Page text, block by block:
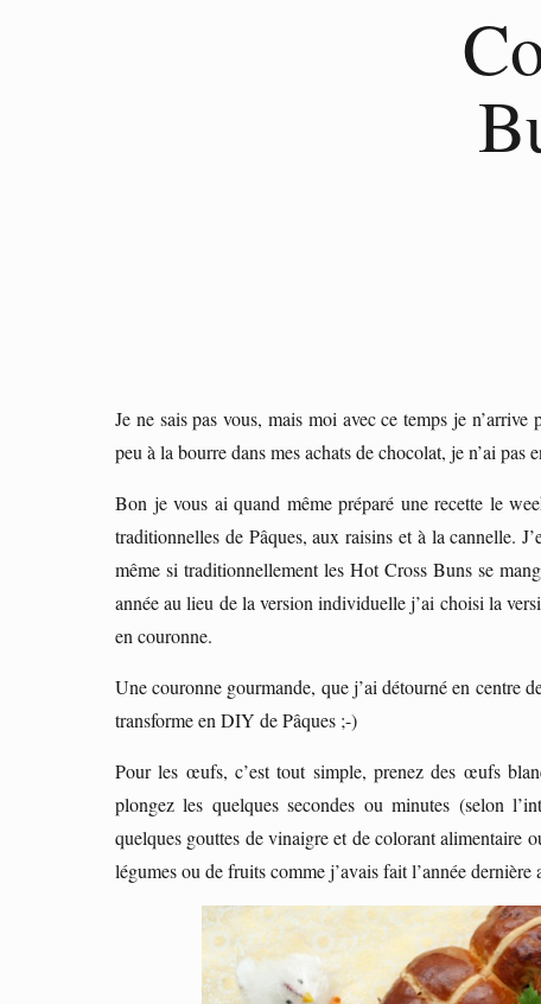
Je ne sais pas vous, mais moi avec ce temps je
peu à la bourre dans mes achats de chocolat, je n’ai
Bon je vous ai quand même préparé une recette le
traditionnelles de Pâques, aux raisins et à la cannelle.
même si traditionnellement les Hot Cross Buns se
année au lieu de la version individuelle j’ai choisi la
en couronne.
Une couronne gourmande, que j’ai détourné en centre
transforme en DIY de Pâques ;-)
Pour les œufs, c’est tout simple, prenez des œufs
plongez les quelques secondes ou minutes (selon
quelques gouttes de vinaigre et de colorant alimentaire
légumes ou de fruits comme j’avais fait l’année dernière